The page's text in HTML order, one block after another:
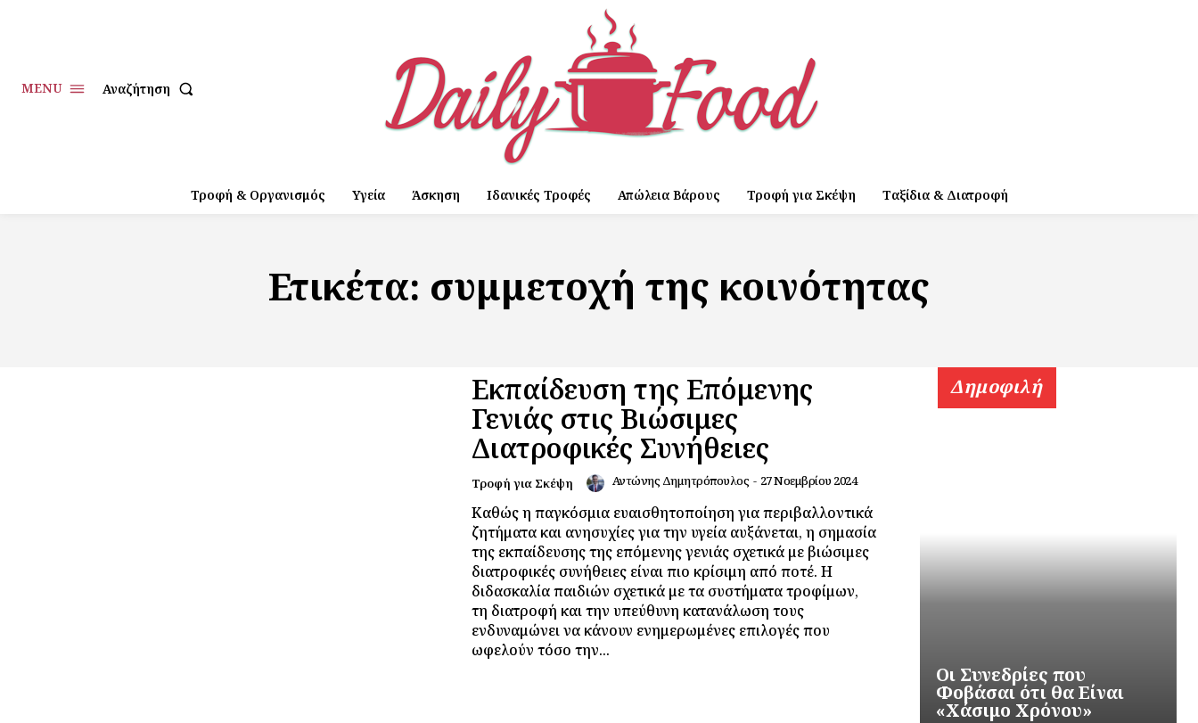
MENU Αναζήτηση
Τροφή & Οργανισμός Υγεία Άσκηση Ιδανικές Τροφές Απώλεια Βάρους Τροφή για Σκέψη Ταξίδια & Διατροφή
Ετικέτα: συμμετοχή της κοινότητας
Εκπαίδευση της Επόμενης
Γενιάς στις Βιώσιμες
Διατροφικές Συνήθειες
Τροφή για Σκέψη Αντώνης Δημητρόπουλος - 27 Νοεμβρίου 2024
Καθώς η παγκόσμια ευαισθητοποίηση για περιβαλλοντικά
ζητήματα και ανησυχίες για την υγεία αυξάνεται, η σημασία
της εκπαίδευσης της επόμενης γενιάς σχετικά με βιώσιμες
διατροφικές συνήθειες είναι πιο κρίσιμη από ποτέ. Η
διδασκαλία παιδιών σχετικά με τα συστήματα τροφίμων,
τη διατροφή και την υπεύθυνη κατανάλωση τους
ενδυναμώνει να κάνουν ενημερωμένες επιλογές που
ωφελούν τόσο την...
Δημοφιλή
Οι Συνεδρίες που
Φοβάσαι ότι θα Είναι
«Χάσιμο Χρόνου»